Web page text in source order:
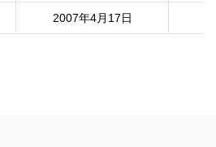
2007年4月17日